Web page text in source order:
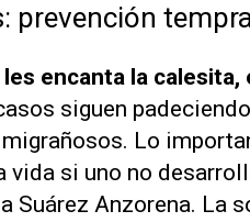
prevención
encanta la calesita,
siguen
Lo
vida si uno no
Suárez Anzorena. La